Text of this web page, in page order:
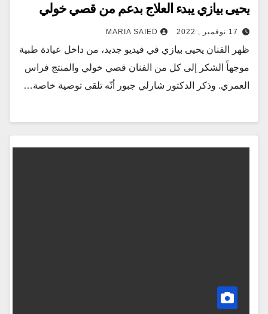
يحيى بيازي يبدء العلاج بدعم من قصي خولي
17 نوفمبر , 2022 MARIA SAIED
ظهر الفنان يحيى بيازي في فيديو جديد، من داخل عيادة طبية
موجهاً الشكر إلى كل من الفنان قصي خولي والمنتج فراس
العمري. وذكر الدكتور شارلي جبور أنّه تلقى توصية خاصة…